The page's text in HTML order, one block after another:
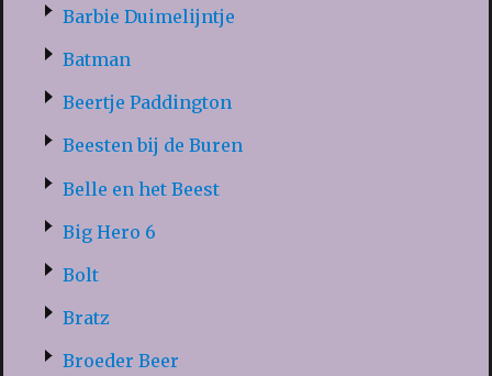
Barbie Duimelijntje
Batman
Beertje Paddington
Beesten bij de Buren
Belle en het Beest
Big Hero 6
Bolt
Bratz
Broeder Beer